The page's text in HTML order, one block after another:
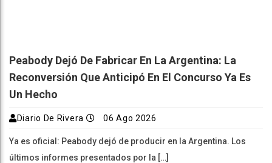
Peabody Dejó De Fabricar En La Argentina: La
Reconversión Que Anticipó En El Concurso Ya Es
Un Hecho
Diario De Rivera 06 Ago 2026
Ya es oficial: Peabody dejó de producir en la Argentina. Los
últimos informes presentados por la […]